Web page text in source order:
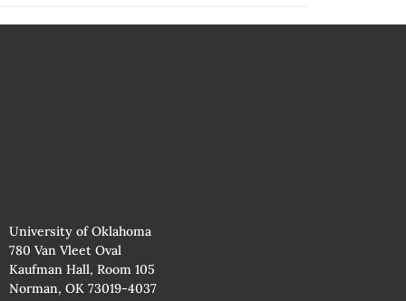
University of Oklahoma
780 Van Vleet Oval
Kaufman Hall, Room 105
Norman, OK 73019-4037